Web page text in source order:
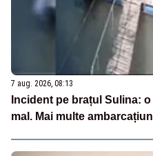
7 aug. 2026, 08:13
Incident pe brațul Sulina:
mal. Mai multe